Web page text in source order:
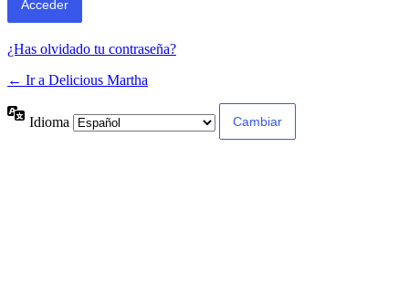
¿Has olvidado tu contraseña?
← Ir a Delicious Martha
Idioma